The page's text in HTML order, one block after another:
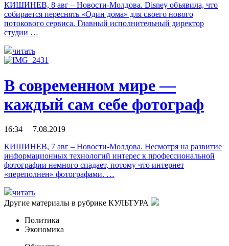
КИШИНЕВ, 8 авг – Новости-Молдова. Disney объявила, что
собирается переснять «Один дома» для своего нового
потокового сервиса. Главный исполнительный директор
студии …
читать
В современном мире —
каждый сам себе фотограф
16:34 7.08.2019
КИШИНЕВ, 7 авг – Новости-Молдова. Несмотря на развитие
информационных технологий интерес к профессиональной
фотографии немного спадает, потому что интернет
«переполнен» фотографами. …
читать
Другие материалы в рубрике КУЛЬТУРА
Политика
Экономика